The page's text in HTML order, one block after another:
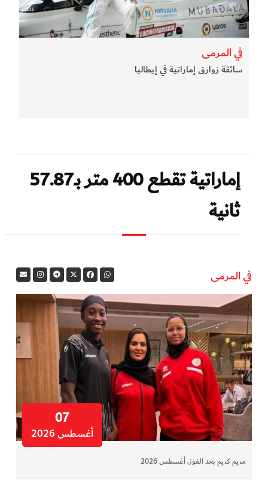
في المرمى
سائقة زوارق إماراتية في إيطاليا
إماراتية تقطع 400 متر بـ57.87
ثانية
في المرمى
07
أغسطس 2026
مريم كريم بعد الفوز. أغسطس 2026